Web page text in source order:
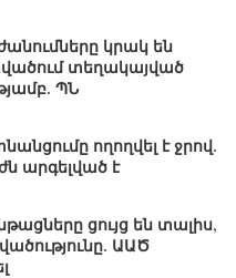
կրակ են
տեղակայված
ՊՆ
ողողվել է ջրով.
արգելված է
ցույց են տալիս,
ԱԱԾ